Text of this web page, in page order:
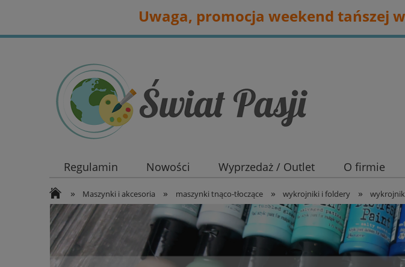
Uwaga, promocja weekend tańszej
Regulamin Nowości Wyprzedaż / Outlet O firmie
» Maszynki i akcesoria » maszynki tnąco-tłoczące » wykrojniki i foldery »